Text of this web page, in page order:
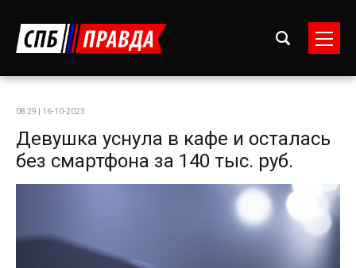
08:29 | 16-10-2023
Девушка уснула в кафе и осталась
без смартфона за 140 тыс. руб.